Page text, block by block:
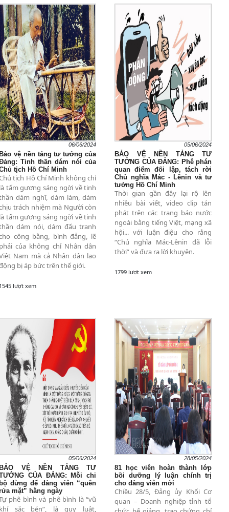
06/06/2024
vệ nền tảng tư tưởng của
Tinh thần dám nói của
tịch Hồ Chí Minh
tịch Hồ Chí Minh không chỉ
tấm gương sáng ngời về tinh
dám nghĩ, dám làm, dám
trách nhiệm mà Người còn
tấm gương sáng ngời về tinh
dám nói, dám đấu tranh
công bằng, bình đẳng, lẽ
của không chỉ Nhân dân
Nam mà cả Nhân dân lao
bị áp bức trên thế giới.
lượt xem
05/06/2024
BẢO VỆ NỀN TẢNG TƯ
TƯỞNG CỦA ĐẢNG: Phê phán
quan điểm đối lập, tách rời
Chủ nghĩa Mác - Lênin và tư
tưởng Hồ Chí Minh
Thời gian gần đây lại rộ lên
nhiều bài viết, video clip tán
phát trên các trang báo nước
ngoài bằng tiếng Việt, mạng xã
hội... với luận điệu cho rằng
“Chủ nghĩa Mác-Lênin đã lỗi
thời” và đưa ra lời khuyên.
1799 lượt xem
05/06/2024
VỆ NỀN TẢNG TƯ
CỦA ĐẢNG: Mỗi chi
đừng để đảng viên “quên
mặt” hằng ngày
phê bình và phê bình là “vũ
sắc bén”, là quy luật,
28/05/2024
81 học viên hoàn thành lớp
bồi dưỡng lý luận chính trị
cho đảng viên mới
Chiều 28/5, Đảng ủy Khối Cơ
quan – Doanh nghiệp tỉnh tổ